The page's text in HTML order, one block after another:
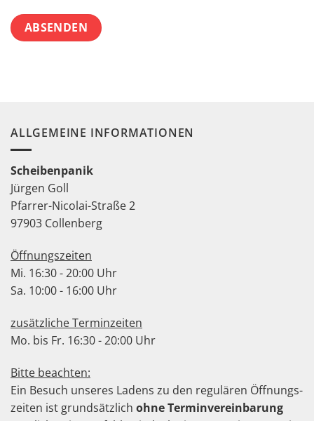
ALLGEMEINE INFORMATIONEN
Scheibenpanik
Jürgen Goll
Pfarrer-Nicolai-Straße 2
97903 Collenberg
Öffnungszeiten
Mi. 16:30 - 20:00 Uhr
Sa. 10:00 - 16:00 Uhr
zusätzliche Terminzeiten
Mo. bis Fr. 16:30 - 20:00 Uhr
Bitte beachten:
Ein Besuch unseres Ladens zu den regu­lären Öffnungs­
zeiten ist grund­sätz­lich ohne Termin­verein­barung